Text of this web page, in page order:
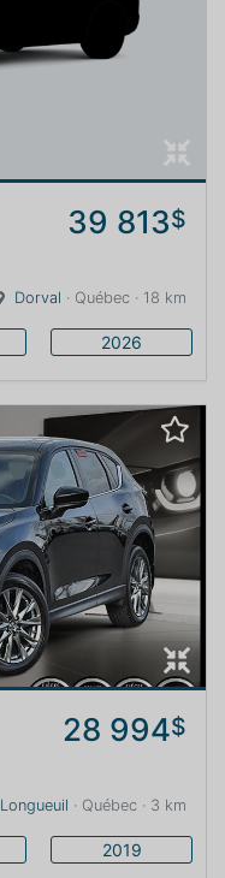
39 813$
Dorval · Québec · 18 km
2026
28 994$
Longueuil · Québec · 3 km
2019